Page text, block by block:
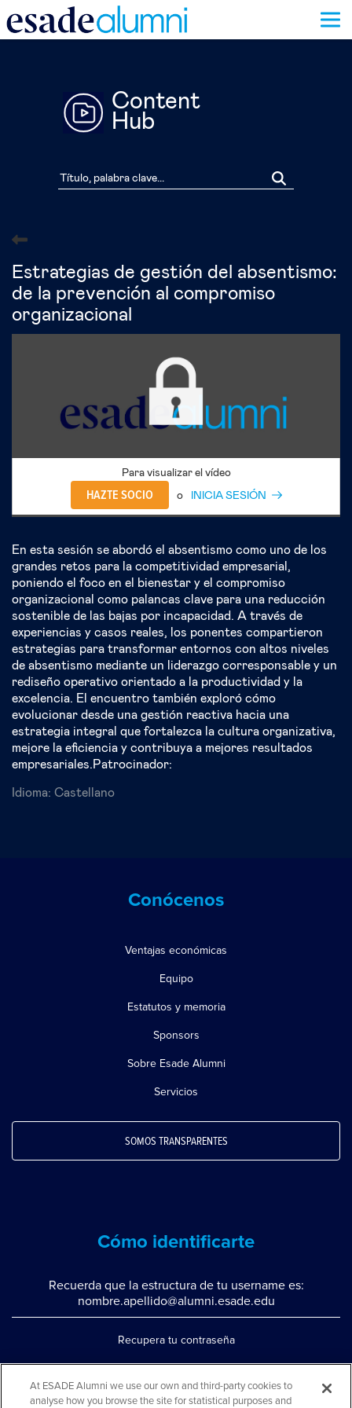
Content
Hub
Estrategias de gestión del absentismo:
de la prevención al compromiso
organizacional
Para visualizar el vídeo
HAZTE SOCIO o INICIA SESIÓN
En esta sesión se abordó el absentismo como uno de los
grandes retos para la competitividad empresarial,
poniendo el foco en el bienestar y el compromiso
organizacional como palancas clave para una reducción
sostenible de las bajas por incapacidad. A través de
experiencias y casos reales, los ponentes compartieron
estrategias para transformar entornos con altos niveles
de absentismo mediante un liderazgo corresponsable y un
rediseño operativo orientado a la productividad y la
excelencia. El encuentro también exploró cómo
evolucionar desde una gestión reactiva hacia una
estrategia integral que fortalezca la cultura organizativa,
mejore la eficiencia y contribuya a mejores resultados
empresariales.Patrocinador:
Idioma: Castellano
Conócenos
Ventajas económicas
Equipo
Estatutos y memoria
Sponsors
Sobre Esade Alumni
Servicios
SOMOS TRANSPARENTES
Cómo identificarte
Recuerda que la estructura de tu username es:
nombre.apellido@alumni.esade.edu
Recupera tu contraseña
Configura la doble autenticación
Contáctanos por whatsapp
At ESADE Alumni we use our own and third-party cookies to
analyse how you browse the site for statistical purposes and